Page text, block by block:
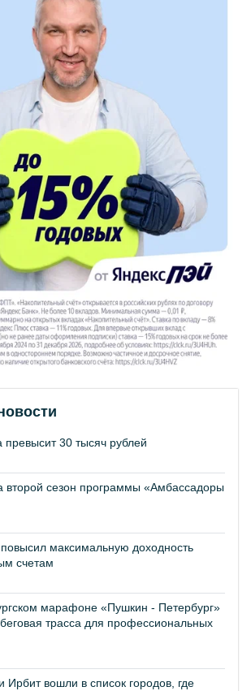
30 тысяч рублей
второй сезон программы «Амбассадоры
повысил максимальную доходность
счетам
марафоне «Пушкин - Петербург»
трасса для профессиональных
Ирбит вошли в список городов, где